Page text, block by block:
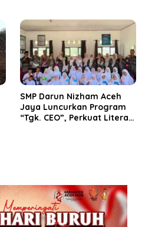
SMP Darun Nizham Aceh
Jaya Luncurkan Program
“Tgk. CEO”, Perkuat Literasi